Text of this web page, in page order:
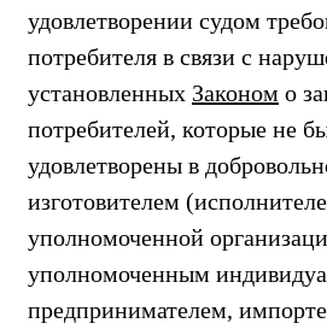
удовлетворении судом
потребителя в связи с
установленных Законом о
потребителей, которые не
удовлетворены в
изготовителем
уполномоченной
уполномоченным
предпринимателем,